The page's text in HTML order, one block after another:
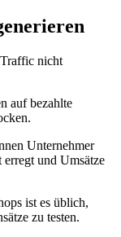
nicht
auf bezahlte
Unternehmer
und Umsätze
ist es üblich,
zu testen.